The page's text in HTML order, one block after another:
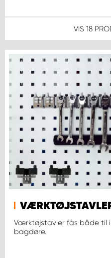
VIS 18
Værktøjstavler fås både til
bagdøre.